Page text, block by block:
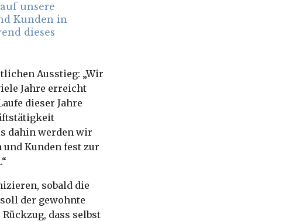
unsere
Kunden in
dieses
Ausstieg: „Wir
Jahre erreicht
dieser Jahre
dahin werden wir
Kunden fest zur
sobald die
der gewohnte
dass selbst